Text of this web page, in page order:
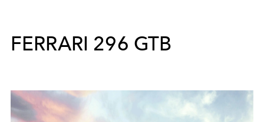
FERRARI 296 GTB